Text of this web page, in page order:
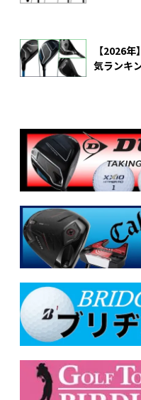
【2026
気ランキ